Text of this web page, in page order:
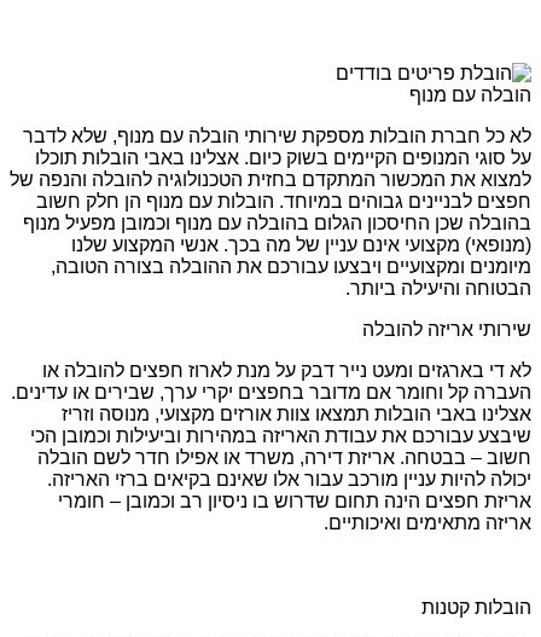
הובלה עם מנוף
לא כל חברת הובלות מספקת שירותי הובלה עם מנוף, שלא לדבר
על סוגי המנופים הקיימים בשוק כיום. אצלינו באבי הובלות תוכלו
למצוא את המכשור המתקדם בחזית הטכנולוגיה להובלה והנפה של
חפצים לבניינים גבוהים במיוחד. הובלות עם מנוף הן חלק חשוב
בהובלה שכן החיסכון הגלום בהובלה עם מנוף וכמובן מפעיל מנוף
(מנופאי) מקצועי אינם עניין של מה בכך. אנשי המקצוע שלנו
מיומנים ומקצועיים ויבצעו עבורכם את ההובלה בצורה הטובה,
הבטוחה והיעילה ביותר.
שירותי אריזה להובלה
לא די בארגזים ומעט נייר דבק על מנת לארוז חפצים להובלה או
העברה קל וחומר אם מדובר בחפצים יקרי ערך, שבירים או עדינים.
אצלינו באבי הובלות תמצאו צוות אורזים מקצועי, מנוסה וזריז
שיבצע עבורכם את עבודת האריזה במהירות וביעילות וכמובן הכי
חשוב – בבטחה. אריזת דירה, משרד או אפילו חדר לשם הובלה
יכולה להיות עניין מורכב עבור אלו שאינם בקיאים ברזי האריזה.
אריזת חפצים הינה תחום שדרוש בו ניסיון רב וכמובן – חומרי
אריזה מתאימים ואיכותיים.
הובלות קטנות